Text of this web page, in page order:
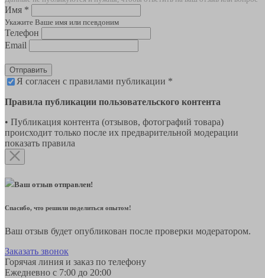
Имя *
Укажите Ваше имя или псевдоним
Телефон
Email
Отправить
Я согласен с правилами публикации *
Правила публикации пользовательского контента
• Публикация контента (отзывов, фотографий товара)
происходит только после их предварительной модерации
показать правила
Ваш отзыв отправлен!
Спасибо, что решили поделиться опытом!
Ваш отзыв будет опубликован после проверки модератором.
Заказать звонок
Горячая линия и заказ по телефону
Ежедневно с 7:00 до 20:00